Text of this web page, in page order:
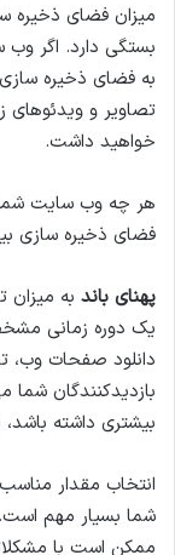
میزان فضای ذخیره
بستگی دارد. اگر
به فضای ذخیره سازی
تصاویر و ویدئوهای
خواهید داشت.
هر چه وب سایت شما
فضای ذخیره سازی
پهنای باند به
دانلود صفحات وب،
بازدیدکنندگان
بیشتری داشته
انتخاب مقدار
شما بسیار مهم است.
ممکن است با